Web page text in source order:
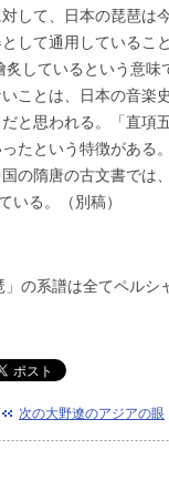
して、日本の琵琶は
して通用しているこ
しているという意味
ことは、日本の音楽
と思われる。「直項
たという特徴がある
の隋唐の古文書では
いる。（別稿）
次の大野遼のアジアの眼